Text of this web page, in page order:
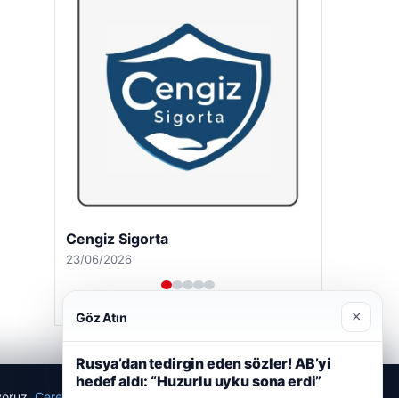
Cengiz Sigorta
23/06/2026
Göz Atın ×
Rusya’dan tedirgin eden sözler! AB’yi
hedef aldı: “Huzurlu uyku sona erdi”